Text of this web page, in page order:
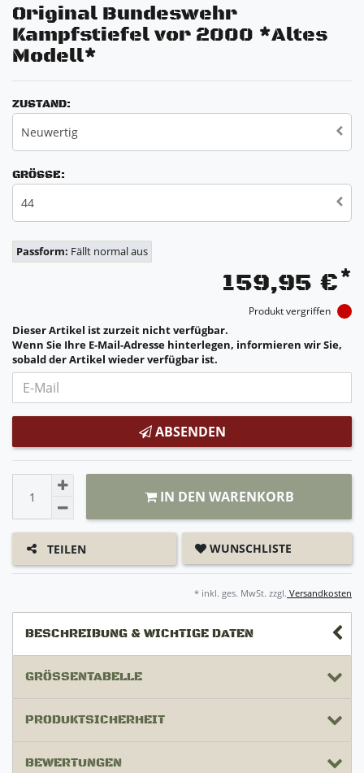
Original Bundeswehr
Kampfstiefel vor 2000 *Altes
Modell*
ZUSTAND:
Neuwertig
GRÖSSE:
44
Passform: Fällt normal aus
159,95 €*
Produkt vergriffen
Dieser Artikel ist zurzeit nicht verfügbar.
Wenn Sie Ihre E-Mail-Adresse hinterlegen, informieren wir Sie,
sobald der Artikel wieder verfügbar ist.
ABSENDEN
IN DEN WARENKORB
TEILEN WUNSCHLISTE
* inkl. ges. MwSt. zzgl. Versandkosten
BESCHREIBUNG & WICHTIGE DATEN
GRÖSSENTABELLE
PRODUKTSICHERHEIT
BEWERTUNGEN